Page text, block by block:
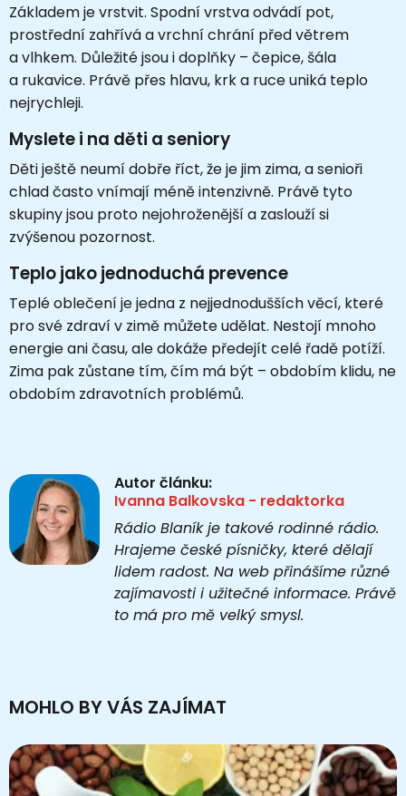
Základem je vrstvit. Spodní vrstva odvádí pot,
prostřední zahřívá a vrchní chrání před větrem
a vlhkem. Důležité jsou i doplňky – čepice, šála
a rukavice. Právě přes hlavu, krk a ruce uniká teplo
nejrychleji.
Myslete i na děti a seniory
Děti ještě neumí dobře říct, že je jim zima, a senioři
chlad často vnímají méně intenzivně. Právě tyto
skupiny jsou proto nejohroženější a zaslouží si
zvýšenou pozornost.
Teplo jako jednoduchá prevence
Teplé oblečení je jedna z nejjednodušších věcí, které
pro své zdraví v zimě můžete udělat. Nestojí mnoho
energie ani času, ale dokáže předejít celé řadě potíží.
Zima pak zůstane tím, čím má být – obdobím klidu, ne
obdobím zdravotních problémů.
Autor článku:
Ivanna Balkovska - redaktorka
Rádio Blaník je takové rodinné rádio.
Hrajeme české písničky, které dělají
lidem radost. Na web přinášíme různé
zajímavosti i užitečné informace. Právě
to má pro mě velký smysl.
MOHLO BY VÁS ZAJÍMAT